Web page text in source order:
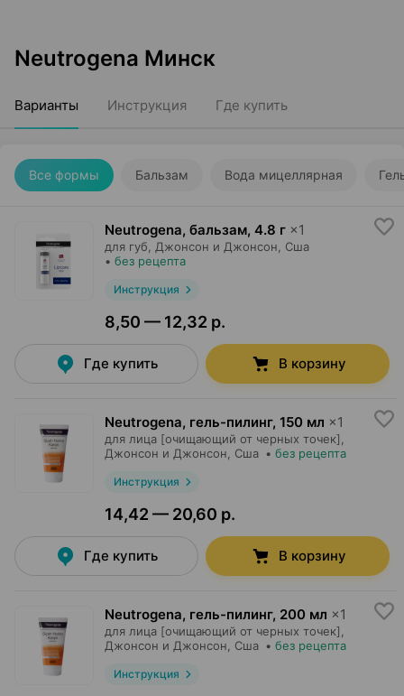
Neutrogena Минск
Варианты Инструкция Где купить
Все формы Бальзам Вода мицеллярная
Neutrogena, бальзам, 4.8 г ×1
для губ, Джонсон и Джонсон , Сша
• без рецепта
Инструкция
8,50 — 12,32 р.
Где купить В корзину
Neutrogena, гель-пилинг, 150 мл ×1
для лица [очищающий от черных точек],
Джонсон и Джонсон , Сша • без рецепта
Инструкция
14,42 — 20,60 р.
Где купить В корзину
Neutrogena, гель-пилинг, 200 мл ×1
для лица [очищающий от черных точек],
Джонсон и Джонсон , Сша • без рецепта
Инструкция